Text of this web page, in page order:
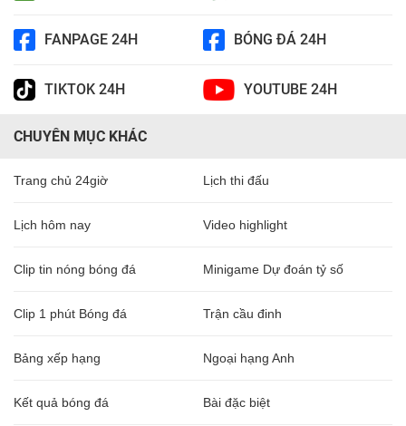
FANPAGE 24H BÓNG ĐÁ 24H
TIKTOK 24H YOUTUBE 24H
CHUYÊN MỤC KHÁC
Trang chủ 24giờ Lịch thi đấu
Lịch hôm nay Video highlight
Clip tin nóng bóng đá Minigame Dự đoán tỷ số
Clip 1 phút Bóng đá Trận cầu đinh
Bảng xếp hạng Ngoại hạng Anh
Kết quả bóng đá Bài đặc biệt